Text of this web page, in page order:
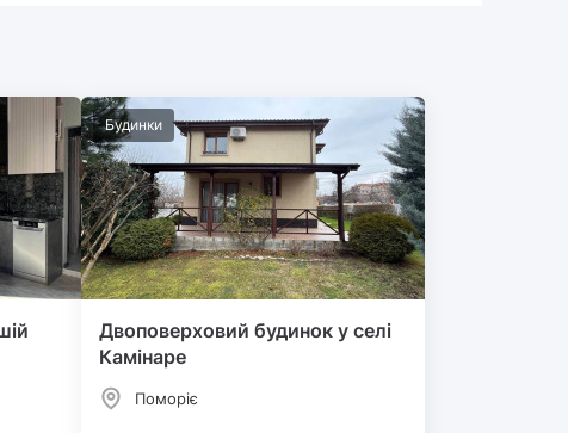
Будинки
Двоповерховий будинок у селі
Камінаре
Поморіє